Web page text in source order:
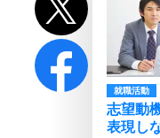
就職活動
志望動
表現し